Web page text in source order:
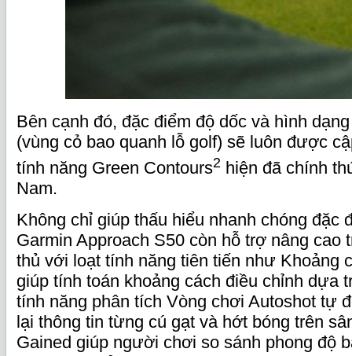
Bên cạnh đó, đặc điểm độ dốc và hình
(vùng cỏ bao quanh lỗ golf) sẽ luôn được
tính năng Green Contours2 hiện đã chính
Nam.
Không chỉ giúp thấu hiểu nhanh chóng đặc
Garmin Approach S50 còn hỗ trợ nâng cao
thủ với loạt tính năng tiên tiến như Khoảng
giúp tính toán khoảng cách điều chỉnh dựa
tính năng phân tích Vòng chơi Autoshot tự
lại thông tin từng cú gạt và hớt bóng trên
Gained giúp người chơi so sánh phong độ